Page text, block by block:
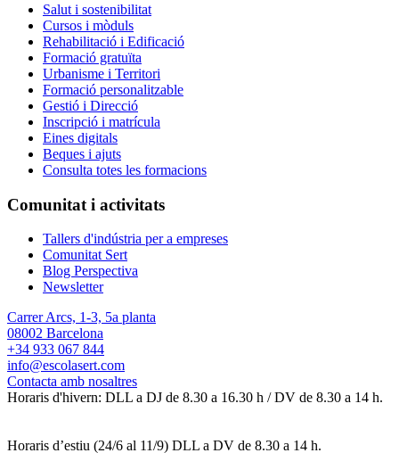
Salut i sostenibilitat
Cursos i mòduls
Rehabilitació i Edificació
Formació gratuïta
Urbanisme i Territori
Formació personalitzable
Gestió i Direcció
Inscripció i matrícula
Eines digitals
Beques i ajuts
Consulta totes les formacions
Comunitat i activitats
Tallers d'indústria per a empreses
Comunitat Sert
Blog Perspectiva
Newsletter
Carrer Arcs, 1-3, 5a planta
08002 Barcelona
+34 933 067 844
info@escolasert.com
Contacta amb nosaltres
Horaris d'hivern: DLL a DJ de 8.30 a 16.30 h / DV de 8.30 a 14 h.
Horaris d’estiu (24/6 al 11/9) DLL a DV de 8.30 a 14 h.